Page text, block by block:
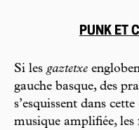
PUNK ET
Si les gaztetxe
gauche basque, des
s’esquissent dans
musique amplifiée, les